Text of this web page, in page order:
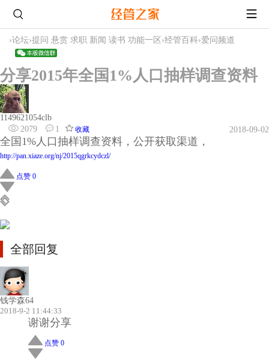
›论坛›提问 悬赏 求职 新闻 读书 功能一区 ›经管百科›爱问频道
分享2015年全国1%人口抽样调查资料
1149621054clb
2079
1 收藏 2018-09-02
全国1%人口抽样调查资料，公开获取渠道，
http://pan.xiaze.org/nj/2015qgrkcydczl/
点赞 0
全部回复
钱学森64
2018-9-2 11:44:33
谢谢分享
点赞 0